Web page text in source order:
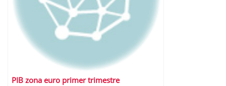
PIB zona euro primer trimestre